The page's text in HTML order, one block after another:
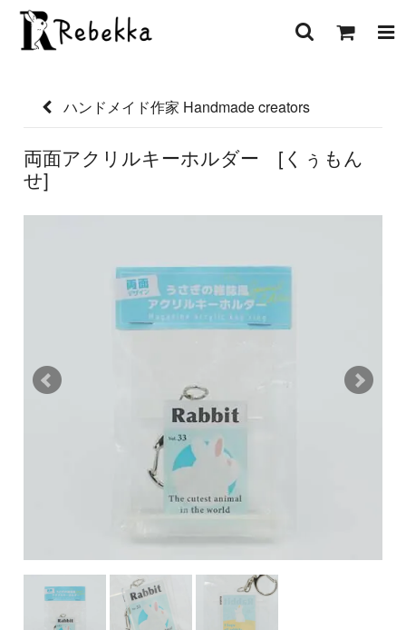
ハンドメイド作家 Handmade creators
両面アクリルキーホルダー [くぅもん
せ]